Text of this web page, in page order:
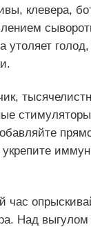
клевера,
утоляет голод,
стимуляторы
Над выгулом